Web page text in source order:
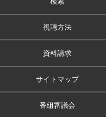
視聴方法
資料請求
サイトマップ
番組審議会